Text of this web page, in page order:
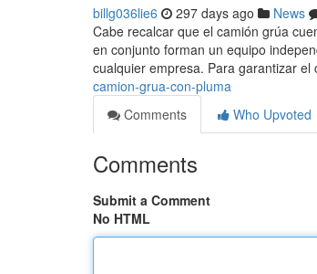
billg036lie6 297 days ago News
Cabe recalcar que el camión grúa
en conjunto forman un equipo
cualquier empresa. Para garantizar
camion-grua-con-pluma
Comments
Who Upvoted
Comments
Submit a Comment
No HTML